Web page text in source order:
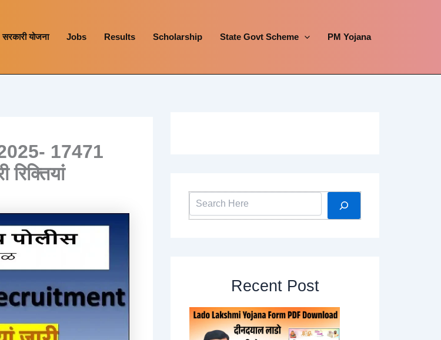
सरकारी योजना Jobs Results Scholarship State Govt Scheme PM Yojana
17471
Search
Recent Post